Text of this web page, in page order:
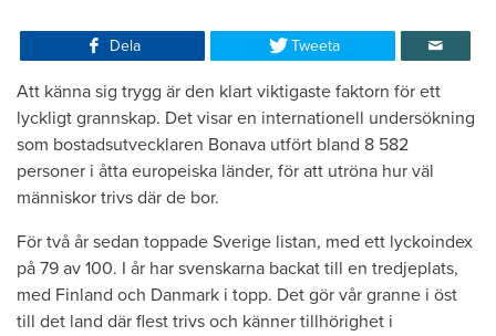
Dela Tweeta
Att känna sig trygg är den klart viktigaste faktorn för ett
lyckligt grannskap. Det visar en internationell undersökning
som bostadsutvecklaren Bonava utfört bland 8 582
personer i åtta europeiska länder, för att utröna hur väl
människor trivs där de bor.
För två år sedan toppade Sverige listan, med ett lyckoindex
på 79 av 100. I år har svenskarna backat till en tredjeplats,
med Finland och Danmark i topp. Det gör vår granne i öst
till det land där flest trivs och känner tillhörighet i